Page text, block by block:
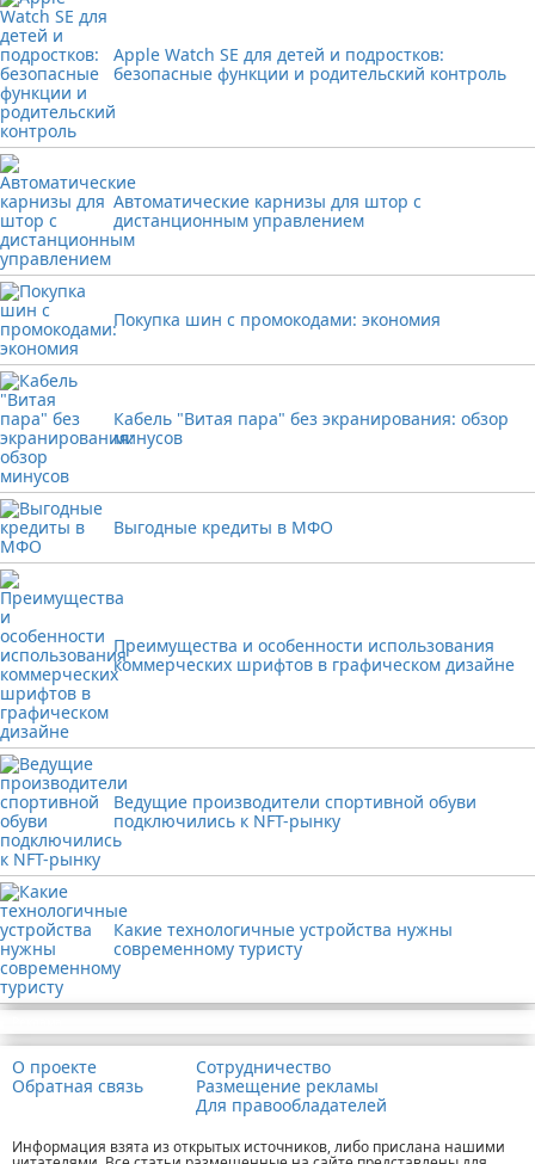
Apple Watch SE для детей и подростков:
безопасные функции и родительский контроль
Автоматические карнизы для штор с
дистанционным управлением
Покупка шин с промокодами: экономия
Кабель "Витая пара" без экранирования: обзор
минусов
Выгодные кредиты в МФО
Преимущества и особенности использования
коммерческих шрифтов в графическом дизайне
Ведущие производители спортивной обуви
подключились к NFT-рынку
Какие технологичные устройства нужны
современному туристу
О проекте
Обратная связь
Сотрудничество
Размещение рекламы
Для правообладателей
Информация взята из открытых источников, либо прислана нашими